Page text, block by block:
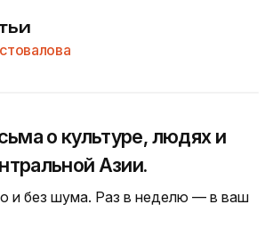
о культуре, людях и
Азии.
и без шума. Раз в неделю — в ваш